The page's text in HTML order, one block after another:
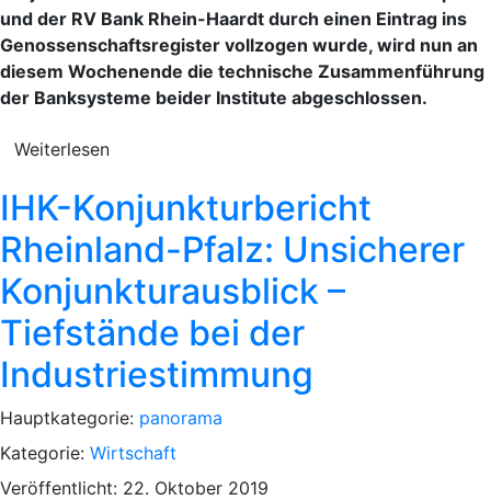
und der RV Bank Rhein-Haardt durch einen Eintrag ins
Genossenschaftsregister vollzogen wurde, wird nun an
diesem Wochenende die technische Zusammenführung
der Banksysteme beider Institute abgeschlossen.
Weiterlesen
IHK-Konjunkturbericht
Rheinland-Pfalz: Unsicherer
Konjunkturausblick –
Tiefstände bei der
Industriestimmung
Hauptkategorie: panorama
Kategorie: Wirtschaft
Veröffentlicht: 22. Oktober 2019